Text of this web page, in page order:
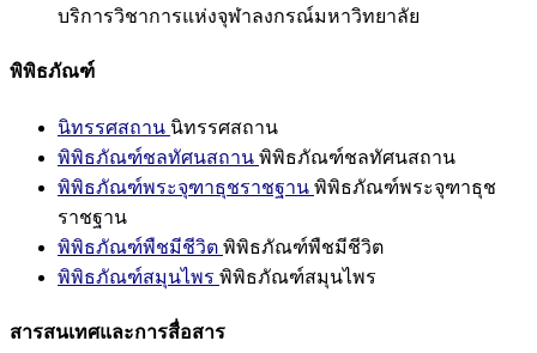
บริการวิชาการแห่งจุฬาลงกรณ์มหาวิทยาลัย
พิพิธภัณฑ์
นิทรรศสถาน นิทรรศสถาน
พิพิธภัณฑ์ชลทัศนสถาน พิพิธภัณฑ์ชลทัศนสถาน
พิพิธภัณฑ์พระจุฑาธุชราชฐาน พิพิธภัณฑ์พระจุฑาธุช
ราชฐาน
พิพิธภัณฑ์พืชมีชีวิต พิพิธภัณฑ์พืชมีชีวิต
พิพิธภัณฑ์สมุนไพร พิพิธภัณฑ์สมุนไพร
สารสนเทศและการสื่อสาร